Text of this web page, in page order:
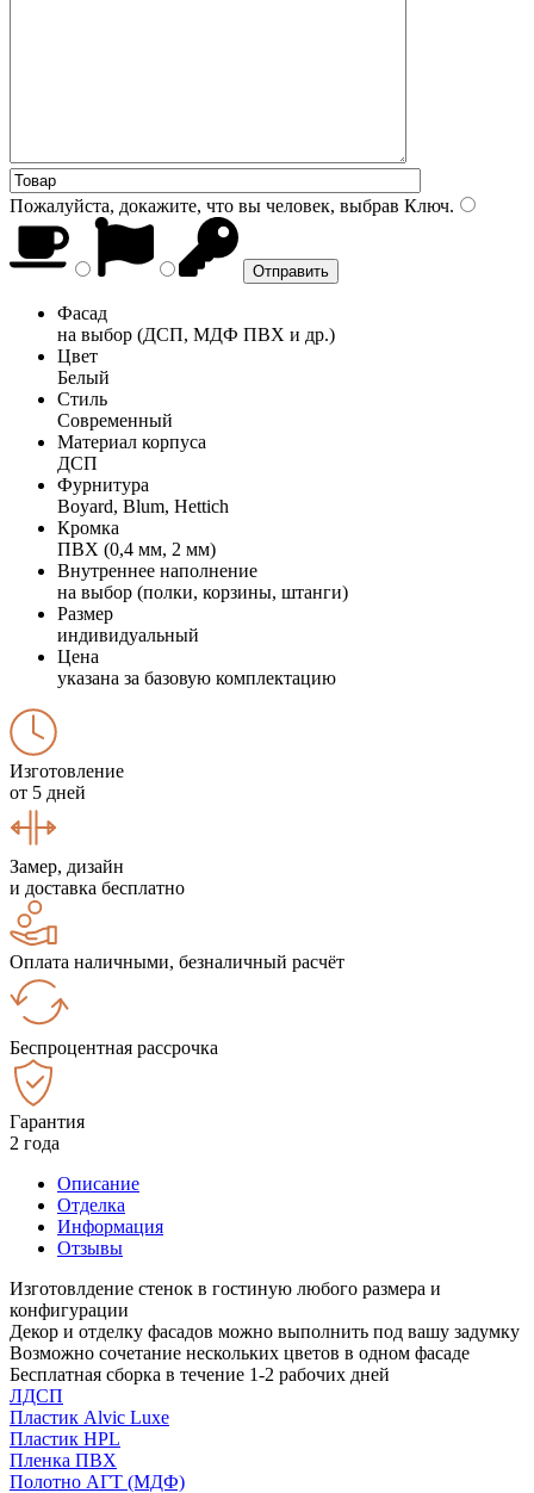
Пожалуйста, докажите, что вы человек, выбрав Ключ.
Фасад
на выбор (ДСП, МДФ ПВХ и др.)
Цвет
Белый
Стиль
Современный
Материал корпуса
ДСП
Фурнитура
Boyard, Blum, Hettich
Кромка
ПВХ (0,4 мм, 2 мм)
Внутреннее наполнение
на выбор (полки, корзины, штанги)
Размер
индивидуальный
Цена
указана за базовую комплектацию
Изготовление
от 5 дней
Замер, дизайн
и доставка бесплатно
Оплата наличными, безналичный расчёт
Беспроцентная рассрочка
Гарантия
2 года
Описание
Отделка
Информация
Отзывы
Изготовлдение стенок в гостиную любого размера и
конфигурации
Декор и отделку фасадов можно выполнить под вашу задумку
Возможно сочетание нескольких цветов в одном фасаде
Бесплатная сборка в течение 1-2 рабочих дней
ЛДСП
Пластик Alvic Luxe
Пластик HPL
Пленка ПВХ
Полотно АГТ (МДФ)